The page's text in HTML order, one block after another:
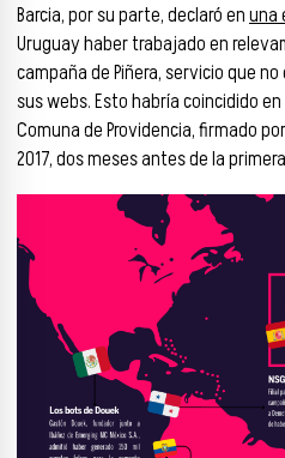
Barcia, por su parte, declaró enuna
Uruguay haber trabajado en
campaña de Piñera, servicio que
sus webs. Esto habría coincidido
Comuna de Providencia, firmado
2017, dos meses antes de la